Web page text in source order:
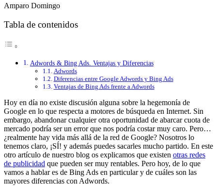
Amparo Domingo
Tabla de contenidos
Adwords & Bing Ads. Ventajas y Diferencias
Adwords
Diferencias entre Google Adwords y Bing Ads
Ventajas de Bing Ads frente a Adwords
Hoy en día no existe discusión alguna sobre la hegemonía de
Google en lo que respecta a motores de búsqueda en Internet. Sin
embargo, abandonar cualquier otra oportunidad de abarcar cuota de
mercado podría ser un error que nos podría costar muy caro. Pero…
¿realmente hay vida más allá de la red de Google? Nosotros lo
tenemos claro, ¡SÍ! y además puedes sacarles mucho partido. En este
otro artículo de nuestro blog os explicamos que existen otras redes
de publicidad que pueden ser muy rentables. Pero hoy, de lo que
vamos a hablar es de Bing Ads en particular y de cuáles son las
mayores diferencias con Adwords.